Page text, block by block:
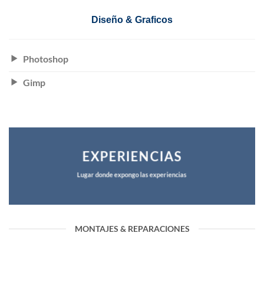
EXPERIENCIAS
Lugar donde expongo las experiencias
MONTAJES & REPARACIONES
Diseño & Graficos
Photoshop
Gimp